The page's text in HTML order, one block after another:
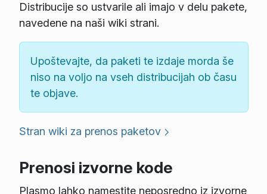
Distribucije so ustvarile ali imajo v delu pakete,
navedene na naši wiki strani.
Upoštevajte, da paketi te izdaje morda še
niso na voljo na vseh distribucijah ob času
te objave.
Stran wiki za prenos paketov
Prenosi izvorne kode
Plasmo lahko namestite neposredno iz izvorne